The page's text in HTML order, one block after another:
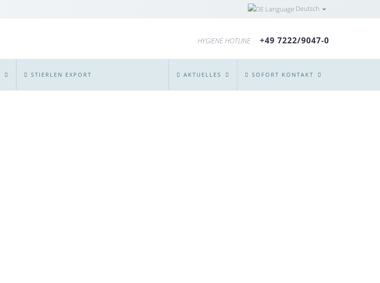
Deutsch
HYGIENE HOTLINE +49 7222/9047-0
STIERLEN EXPORT AKTUELLES SOFORT KONTAKT